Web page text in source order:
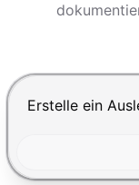
Drücke Enter